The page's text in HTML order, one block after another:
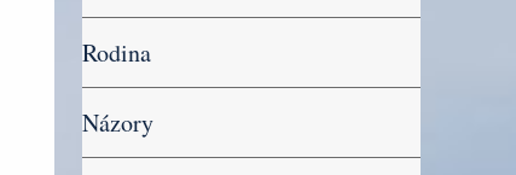
Rodina
Názory